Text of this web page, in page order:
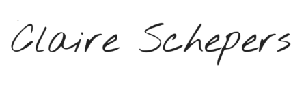
contenu